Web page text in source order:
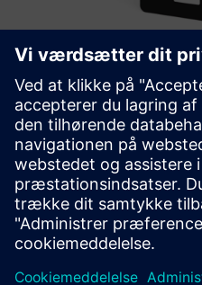
rSIM - resilient
RSim er en revolutionerende
det stigende problem med
påvirker kritiske IoT-
Få mere at vide